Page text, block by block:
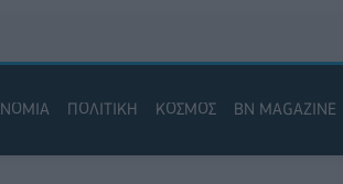
ΠΟΛΙΤΙΚΗ ΚΟΣΜΟΣ BN MAGAZINE